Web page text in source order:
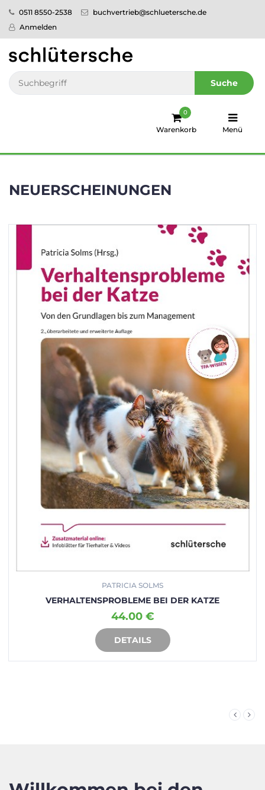
0511 8550-2538
buchvertrieb@schluetersche.de
Anmelden
Suche
Warenkorb
0
Menü
Pflege
Veterinär­
medizin
humboldt
Sale!
Service
NEUERSCHEINUNGEN
PATRICIA SOLMS
VERHALTENSPROBLEME BEI DER KATZE
44.00 €
DETAILS
IN DEN WARENKORB